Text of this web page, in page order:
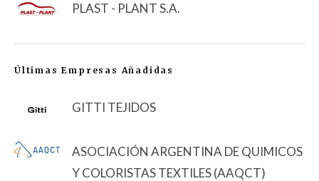
PLAST - PLANT S.A.
Últimas Empresas Añadidas
GITTI TEJIDOS
ASOCIACIÓN ARGENTINA DE QUIMICOS
Y COLORISTAS TEXTILES (AAQCT)